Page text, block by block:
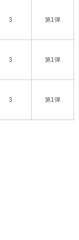
3 第1弾
3 第1弾
3 第1弾